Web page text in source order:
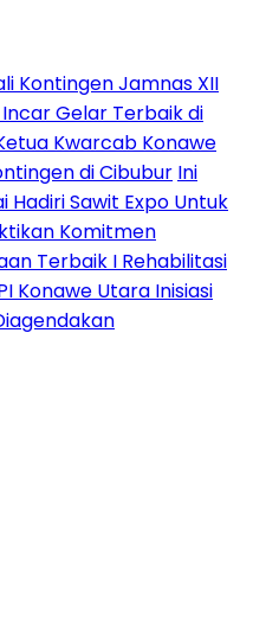
Kontingen Jamnas XII
Gelar Terbaik di
Kwarcab Konawe
di Cibubur Ini
Hadiri Sawit Expo Untuk
Komitmen
Terbaik I Rehabilitasi
Konawe Utara Inisiasi